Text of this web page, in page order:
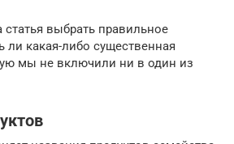
выбрать правильное
ли какая-либо существенная
мы не включили ни в один из